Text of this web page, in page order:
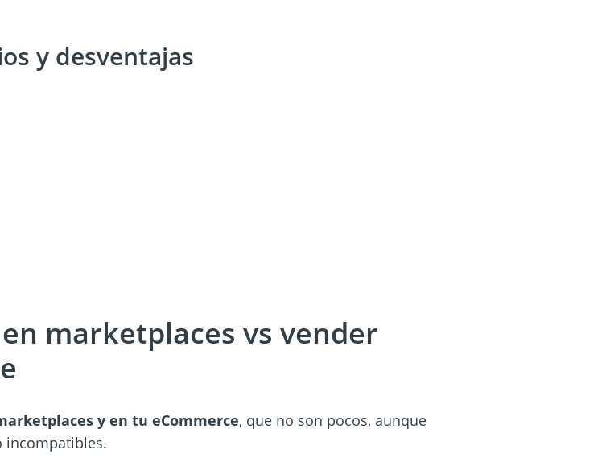
y desventajas
marketplaces vs vender
y en tu eCommerce, que no son pocos, aunque
incompatibles.